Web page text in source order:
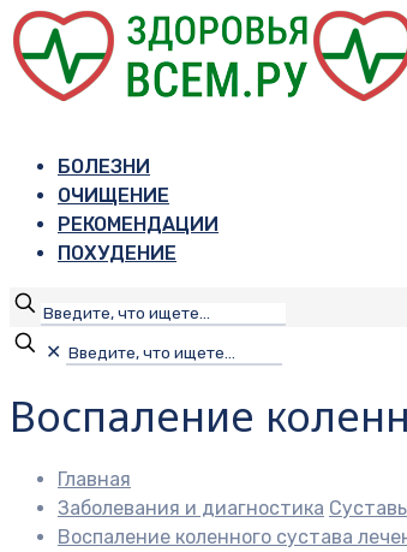
БОЛЕЗНИ
ОЧИЩЕНИЕ
РЕКОМЕНДАЦИИ
ПОХУДЕНИЕ
✕
Воспаление
Главная
Заболевания и диагностика
Воспаление коленного сустава